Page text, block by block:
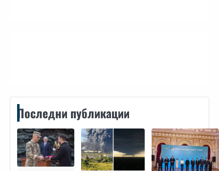
Последни публикации